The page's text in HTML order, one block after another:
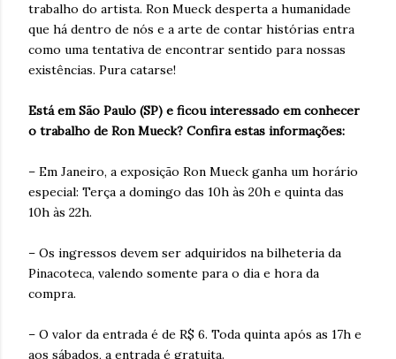
trabalho do artista. Ron Mueck desperta a humanidade
que há dentro de nós e a arte de contar histórias entra
como uma tentativa de encontrar sentido para nossas
existências. Pura catarse!
Está em São Paulo (SP) e ficou interessado em conhecer
o trabalho de Ron Mueck? Confira estas informações:
– Em Janeiro, a exposição Ron Mueck ganha um horário
especial: Terça a domingo das 10h às 20h e quinta das
10h às 22h.
– Os ingressos devem ser adquiridos na bilheteria da
Pinacoteca, valendo somente para o dia e hora da
compra.
– O valor da entrada é de R$ 6. Toda quinta após as 17h e
aos sábados, a entrada é gratuita.